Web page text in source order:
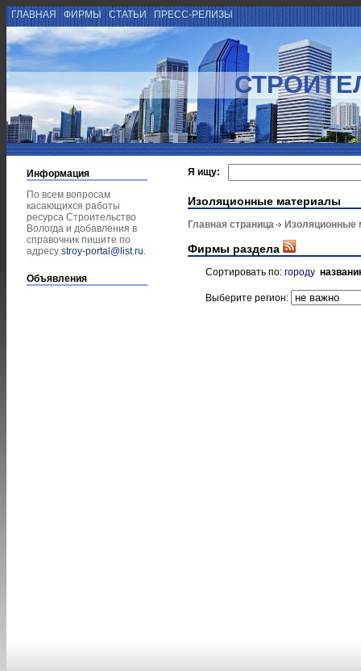
ГЛАВНАЯ ФИРМЫ СТАТЬИ ПРЕСС-РЕЛИЗЫ
Информация
По всем вопросам
касающихся работы
ресурса Строительство
Вологда и добавления в
справочник пишите по
адресу stroy-portal@list.ru.
Объявления
Я ищу:
Изоляционные материалы
Главная страница Изоляционные
Фирмы раздела
Сортировать по: городу
Выберите регион: